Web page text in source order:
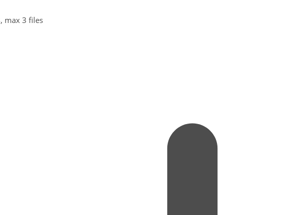
max 3 files